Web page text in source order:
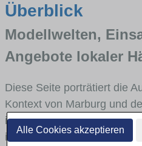
Alle Cookies akzeptieren
Überblick
Modellwelten,
Angebote lokaler
Diese Seite porträtiert die
Kontext von Marburg und
in welchen
ist, welche Modellreihen